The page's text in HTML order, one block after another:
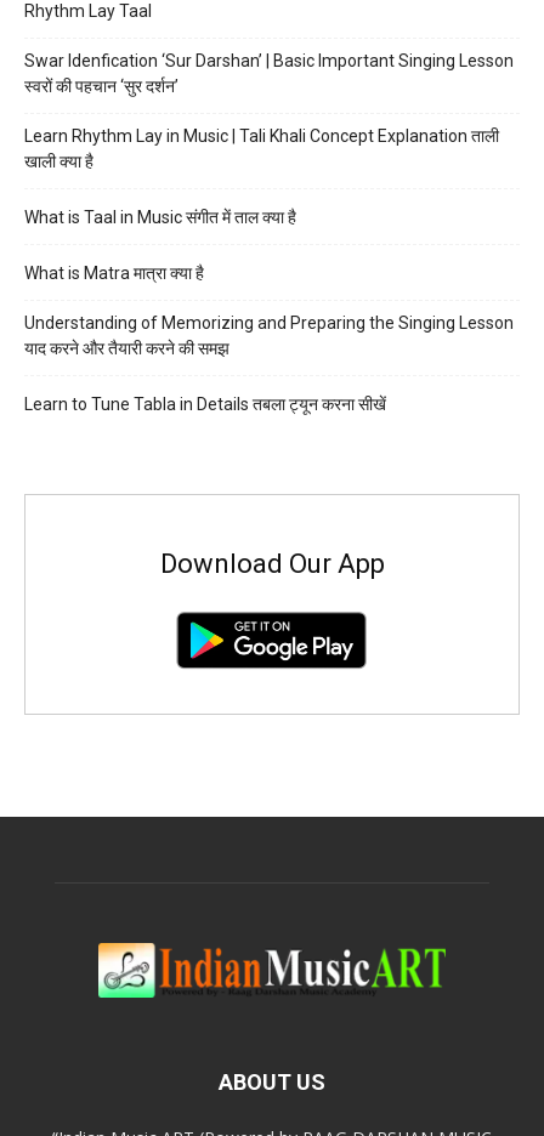
Rhythm Lay Taal
Swar Idenfication ‘Sur Darshan’ | Basic Important Singing Lesson
स्वरों की पहचान ‘सुर दर्शन’
Learn Rhythm Lay in Music | Tali Khali Concept Explanation ताली
खाली क्या है
What is Taal in Music संगीत में ताल क्या है
What is Matra मात्रा क्या है
Understanding of Memorizing and Preparing the Singing Lesson
याद करने और तैयारी करने की समझ
Learn to Tune Tabla in Details तबला ट्यून करना सीखें
Download Our App
ABOUT US